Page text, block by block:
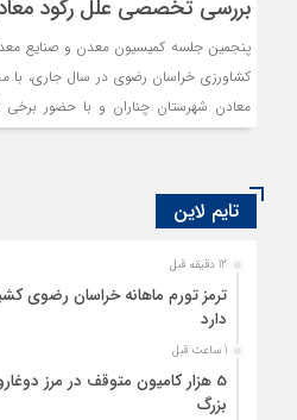
بررسی تخصصی علل رکود
پنجمین جلسه کمیسیون معدن و صنایع
کشاورزی خراسان رضوی در سال جاری،
معادن شهرستان چناران و با حضور برخی
تایم لاین
12 دقیقه قبل
ترمز تورم ماهانه خراسان رضوی
دارد
1 ساعت قبل
5 هزار کامیون متوقف در مرز
بزرگ